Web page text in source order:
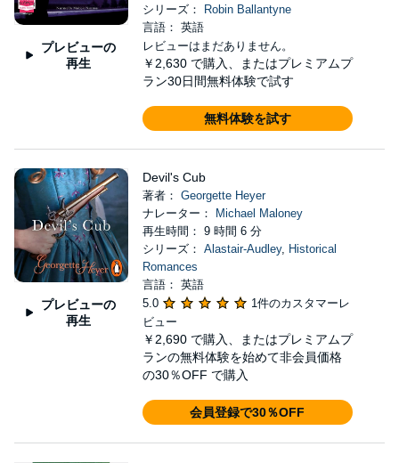
プレビューの
再生
シリーズ：
Robin Ballantyne
言語： 英語
レビューはまだありません。
￥2,630 で購入、またはプレミアムプ
ラン30日間無料体験で試す
無料体験を試す
プレビューの
再生
Devil's Cub
著者： Georgette Heyer
ナレーター：
Michael Maloney
再生時間： 9 時間 6 分
シリーズ： Alastair-Audley, Historical
Romances
言語： 英語
5.0
1件のカスタマーレ
ビュー
￥2,690 で購入、またはプレミアムプ
ランの無料体験を始めて非会員価格
の30％OFF で購入
会員登録で30％OFF